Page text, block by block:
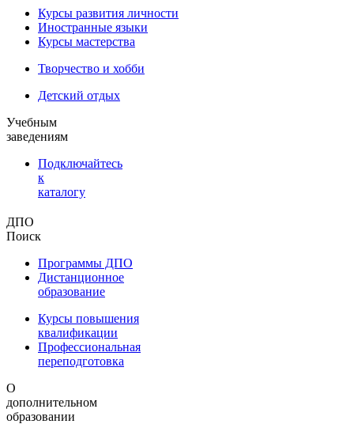
Курсы развития личности
Иностранные языки
Курсы мастерства
Творчество и хобби
Детский отдых
Учебным
заведениям
Подключайтесь
к
каталогу
ДПО
Поиск
Программы ДПО
Дистанционное
образование
Курсы повышения
квалификации
Профессиональная
переподготовка
О
дополнительном
образовании